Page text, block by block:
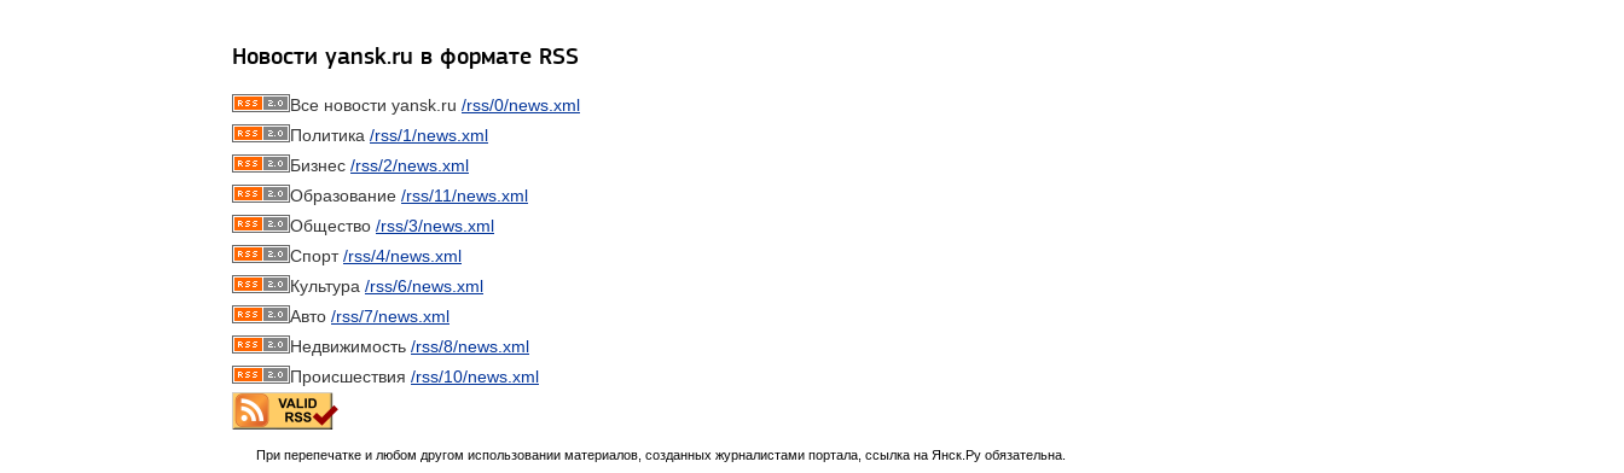
Новости yansk.ru в формате RSS
Все новости yansk.ru /rss/0/news.xml
Политика /rss/1/news.xml
Бизнес /rss/2/news.xml
Образование /rss/11/news.xml
Общество /rss/3/news.xml
Спорт/rss/4/news.xml
Культура /rss/6/news.xml
Авто /rss/7/news.xml
Недвижимость /rss/8/news.xml
Происшествия /rss/10/news.xml
При перепечатке и любом другом использовании материалов, созданных журналистами портала, ссылка на Янск.Ру обязательна.